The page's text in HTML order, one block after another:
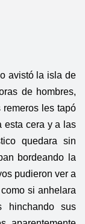
avistó la isla de
de hombres,
les tapó
esta cera y a las
quedara sin
bordeando la
pudieron ver a
si anhelara
hinchando sus